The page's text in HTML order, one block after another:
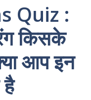
Quiz :
किसके
आप इन